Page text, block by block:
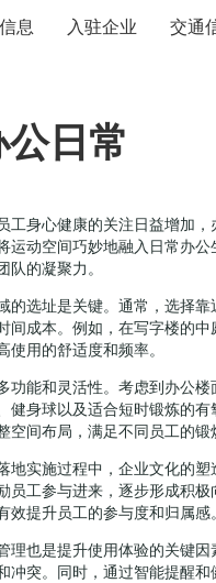
息 入驻企业 交通
日常
工身心健康的关注日益增加
运动空间巧妙地融入日常办
队的凝聚力。
的选址是关键。通常，选择
间成本。例如，在写字楼的
使用的舒适度和频率。
功能和灵活性。考虑到办公
健身球以及适合短时锻炼的
空间布局，满足不同员工的锻
地实施过程中，企业文化的
员工参与进来，逐步形成积
效提升员工的参与度和归属感。
理也是提升使用体验的关键
冲突。同时，通过智能提醒